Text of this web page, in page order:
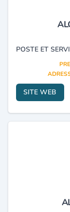
SITE WEB